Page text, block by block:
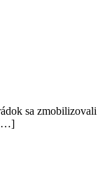
sa zmobilizovali
[…]